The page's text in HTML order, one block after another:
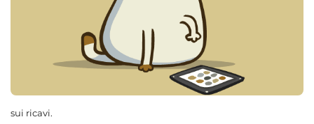
sui ricavi.